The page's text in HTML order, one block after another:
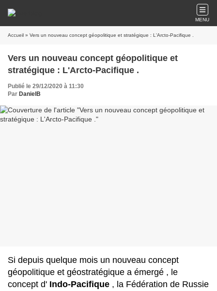
MENU
Accueil » Vers un nouveau concept géopolitique et stratégique : L'Arcto-Pacifique .
Vers un nouveau concept géopolitique et
stratégique : L'Arcto-Pacifique .
Publié le 29/12/2020 à 11:30
Par DanielB
Si depuis quelque mois un nouveau concept
géopolitique et géostratégique a émergé , le
concept d' Indo-Pacifique , la Fédération de Russie